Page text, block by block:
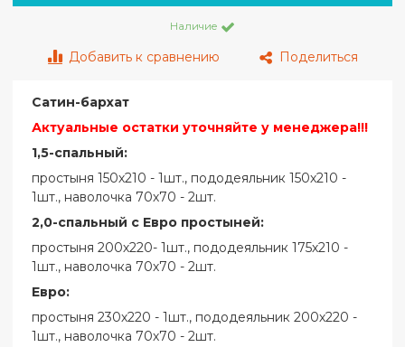
Наличие
Добавить к сравнению Поделиться
Сатин-бархат
Актуальные остатки уточняйте у менеджера!!!
1,5-спальный:
простыня 150х210 - 1шт., пододеяльник 150х210 -
1шт., наволочка 70х70 - 2шт.
2,0-спальный с Евро простыней:
простыня 200х220- 1шт., пододеяльник 175х210 -
1шт., наволочка 70х70 - 2шт.
Евро:
простыня 230х220 - 1шт., пододеяльник 200х220 -
1шт., наволочка 70х70 - 2шт.